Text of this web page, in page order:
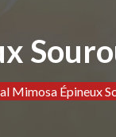
Mimosa Épineux